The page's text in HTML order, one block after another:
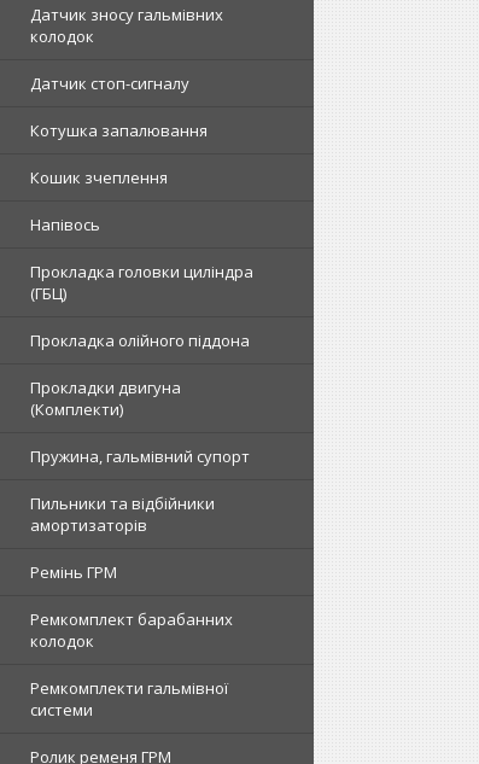
Датчик зносу гальмівних
колодок
Датчик стоп-сигналу
Котушка запалювання
Кошик зчеплення
Напівось
Прокладка головки циліндра
(ГБЦ)
Прокладка олійного піддона
Прокладки двигуна
(Комплекти)
Пружина, гальмівний супорт
Пильники та відбійники
амортизаторів
Ремінь ГРМ
Ремкомплект барабанних
колодок
Ремкомплекти гальмівної
системи
Ролик ременя ГРМ